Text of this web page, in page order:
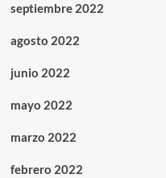
septiembre 2022
agosto 2022
junio 2022
mayo 2022
marzo 2022
febrero 2022